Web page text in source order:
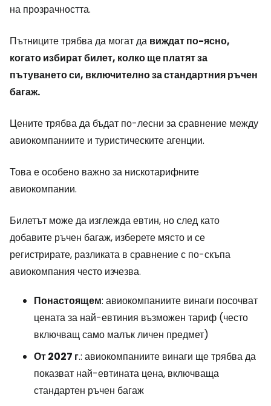
на прозрачността.
Пътниците трябва да могат да виждат по-ясно,
когато избират билет, колко ще платят за
пътуването си, включително за стандартния ръчен
багаж.
Цените трябва да бъдат по-лесни за сравнение между
авиокомпаниите и туристическите агенции.
Това е особено важно за нискотарифните
авиокомпании.
Билетът може да изглежда евтин, но след като
добавите ръчен багаж, изберете място и се
регистрирате, разликата в сравнение с по-скъпа
авиокомпания често изчезва.
Понастоящем: авиокомпаниите винаги посочват
цената за най-евтиния възможен тариф (често
включващ само малък личен предмет)
От 2027 г.: авиокомпаниите винаги ще трябва да
показват най-евтината цена, включваща
стандартен ръчен багаж